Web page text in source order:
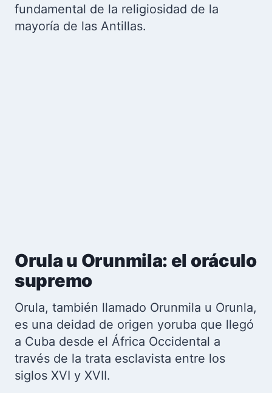
fundamental de la religiosidad de la
mayoría de las Antillas.
Orula u Orunmila: el oráculo
supremo
Orula, también llamado Orunmila u Orunla,
es una deidad de origen yoruba que llegó
a Cuba desde el África Occidental a
través de la trata esclavista entre los
siglos XVI y XVII.